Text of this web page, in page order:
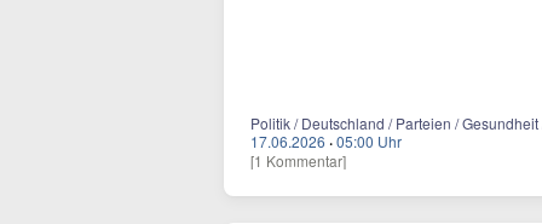
Politik / Deutschland / Parteien /
17.06.2026 ·05:00 Uhr
[1 Kommentar]